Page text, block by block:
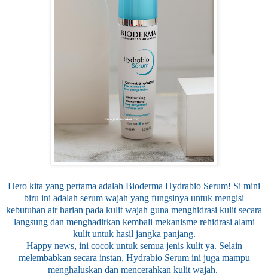
Hero kita yang pertama adalah Bioderma Hydrabio Serum! Si mini
biru ini adalah serum wajah yang fungsinya untuk mengisi
kebutuhan air harian pada kulit wajah guna menghidrasi kulit secara
langsung dan menghadirkan kembali mekanisme rehidrasi alami
kulit untuk hasil jangka panjang.
Happy news, ini cocok untuk semua jenis kulit ya. Selain
melembabkan secara instan, Hydrabio Serum ini juga mampu
menghaluskan dan mencerahkan kulit wajah.